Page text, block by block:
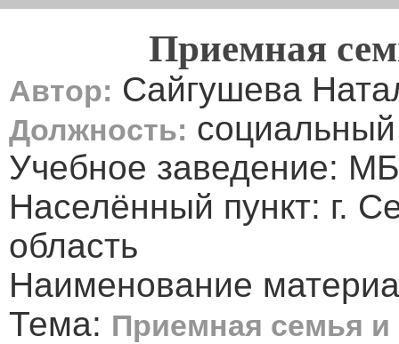
Приемная
Автор: Сайгушева
Должность: социальный
Учебное заведение:
Населённый пункт: г.
область
Наименование
Тема: Приемная семья и